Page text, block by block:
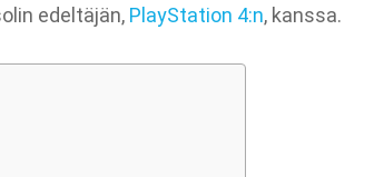
edeltäjän, PlayStation 4:n, kanssa.